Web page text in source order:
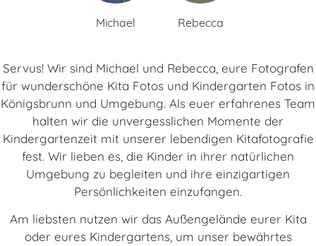
Michael Rebecca
Servus! Wir sind Michael und Rebecca, eure Fotografen
für wunderschöne Kita Fotos und Kindergarten Fotos in
Königsbrunn und Umgebung. Als euer erfahrenes Team
halten wir die unvergesslichen Momente der
Kindergartenzeit mit unserer lebendigen Kitafotografie
fest. Wir lieben es, die Kinder in ihrer natürlichen
Umgebung zu begleiten und ihre einzigartigen
Persönlichkeiten einzufangen.
Am liebsten nutzen wir das Außengelände eurer Kita
oder eures Kindergartens, um unser bewährtes